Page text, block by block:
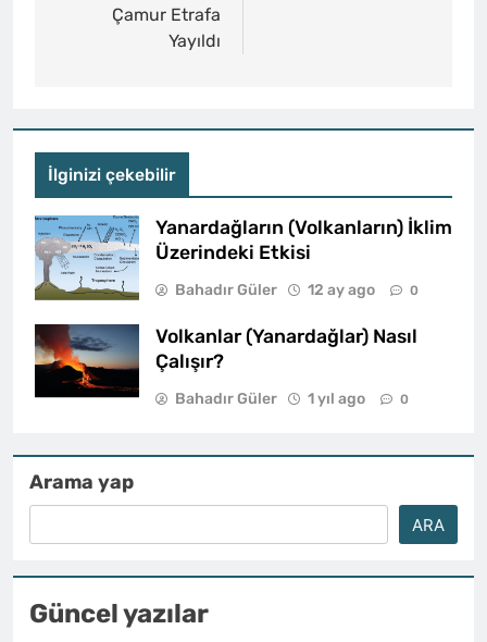
Çamur Etrafa
Yayıldı
İlginizi çekebilir
Yanardağların (Volkanların) İklim
Üzerindeki Etkisi
Bahadır Güler 12 ay ago 0
Volkanlar (Yanardağlar) Nasıl
Çalışır?
Bahadır Güler 1 yıl ago 0
Arama yap
ARA
Güncel yazılar